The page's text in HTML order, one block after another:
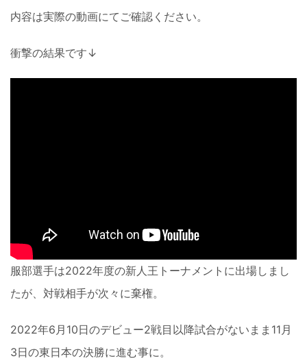
内容は実際の動画にてご確認ください。
衝撃の結果です↓
服部選手は2022年度の新人王トーナメントに出場しまし
たが、対戦相手が次々に棄権。
2022年6月10日のデビュー2戦目以降試合がないまま11月
3日の東日本の決勝に進む事に。